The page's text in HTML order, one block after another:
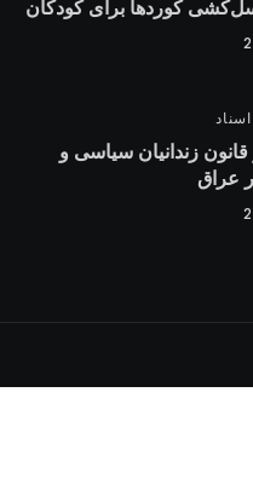
کوردها برای کودکان
اسناد
قانون زندانیان سیاسی و
عراق